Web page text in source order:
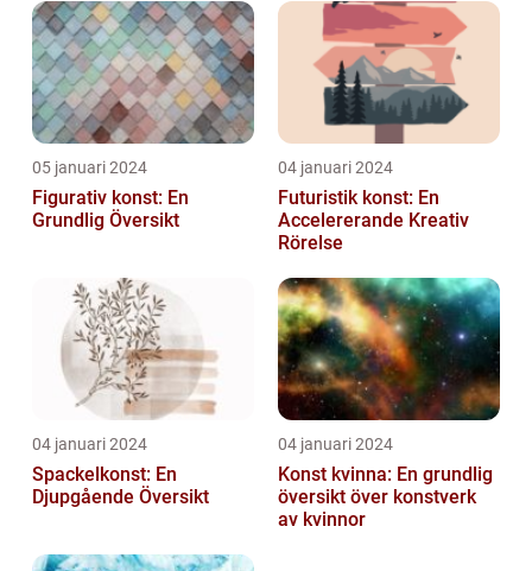
05 januari 2024
Figurativ konst: En
Grundlig Översikt
04 januari 2024
Futuristik konst: En
Accelererande Kreativ
Rörelse
04 januari 2024
Spackelkonst: En
Djupgående Översikt
04 januari 2024
Konst kvinna: En grundlig
översikt över konstverk
av kvinnor